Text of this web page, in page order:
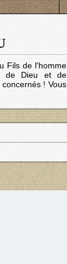
Fils de l'homme
de Dieu et de
! Vous